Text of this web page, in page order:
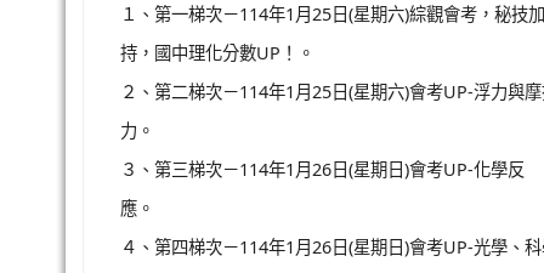
１、第一梯次－114年1月25日(星期六)綜觀會考，秘技加
持，國中理化分數UP！。
２、第二梯次－114年1月25日(星期六)會考UP-浮力與
力。
３、第三梯次－114年1月26日(星期日)會考UP-化學反
應。
４、第四梯次－114年1月26日(星期日)會考UP-光學、